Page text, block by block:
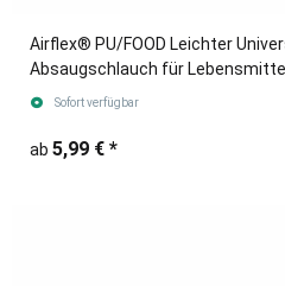
Airflex® PU/FOOD Leichter
Absaugschlauch für
(Meterware)
Sofort verfügbar
ab 5,99 € *